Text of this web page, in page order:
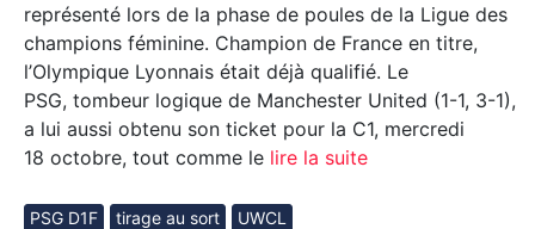
représenté lors de la phase de poules de la Ligue des
champions féminine. Champion de France en titre,
l’Olympique Lyonnais était déjà qualifié. Le
PSG, tombeur logique de Manchester United (1-1, 3-1),
a lui aussi obtenu son ticket pour la C1, mercredi
18 octobre, tout comme le lire la suite
PSG D1F tirage au sort UWCL